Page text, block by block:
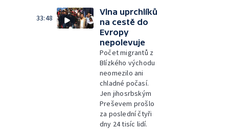
33:48
Vlna uprchlíků
na cestě do
Evropy
nepolevuje
Počet migrantů z
Blízkého východu
neomezilo ani
chladné počasí.
Jen jihosrbským
Preševem prošlo
za poslední čtyři
dny 24 tisíc lidí.